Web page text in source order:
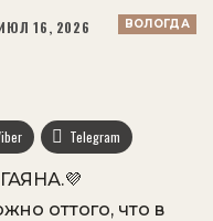
ВОЛОГДА
16, 2026
Telegram
оттого, что в